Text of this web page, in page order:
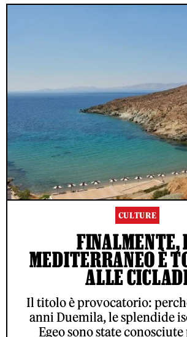
CULTURE
FINALMENTE,
MEDITERRANEO È
ALLE
Il titolo è provocatorio:
anni Duemila, le splendide
Egeo sono state